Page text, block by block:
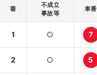
着
不成立
事故等
車番
1 ○ 7
2 ○ 5